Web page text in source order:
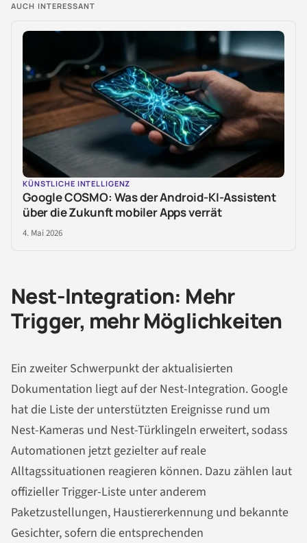
AUCH INTERESSANT
KÜNSTLICHE INTELLIGENZ
Google COSMO: Was der Android-KI-Assistent
über die Zukunft mobiler Apps verrät
4. Mai 2026
Nest-Integration: Mehr
Trigger, mehr Möglichkeiten
Ein zweiter Schwerpunkt der aktualisierten
Dokumentation liegt auf der Nest-Integration. Google
hat die Liste der unterstützten Ereignisse rund um
Nest-Kameras und Nest-Türklingeln erweitert, sodass
Automationen jetzt gezielter auf reale
Alltagssituationen reagieren können. Dazu zählen laut
offizieller Trigger-Liste unter anderem
Paketzustellungen, Haustiererkennung und bekannte
Gesichter, sofern die entsprechenden